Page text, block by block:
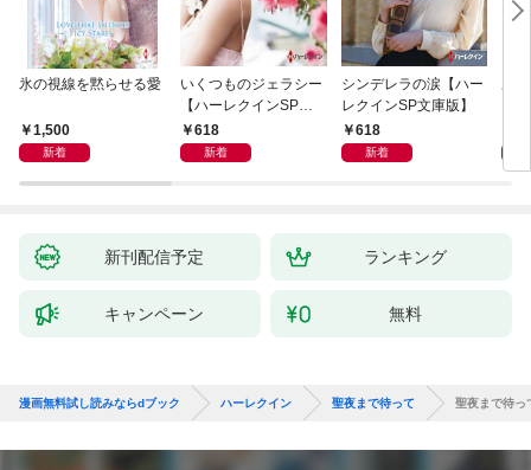
氷の視線を黙らせる愛
1,500
新着
いくつものジェラシー
【ハーレクインSP文
庫版】
618
新着
シンデレラの涙【ハー
レクインSP文庫版】
618
新着
あ
レ
ク
新刊配信予定 ランキング
キャンペーン 無料
漫画無料試し読みならdブック ハーレクイン 聖夜まで待って 聖夜まで待っ